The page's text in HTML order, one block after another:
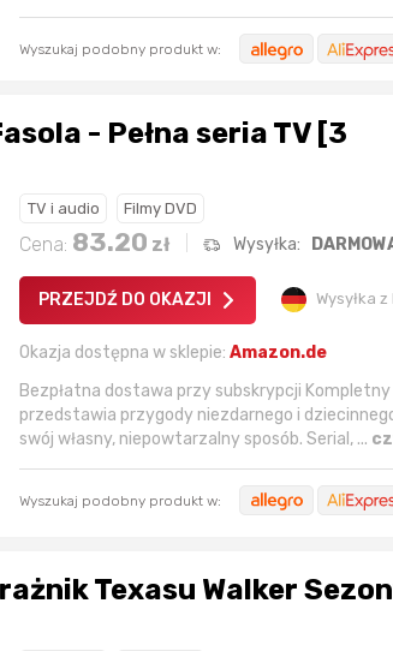
Wyszukaj podobny produkt w:
- Pełna seria TV [3
TV i audio Filmy DVD
Cena: 83.20 zł Wysyłka:
PRZEJDŹ DO OKAZJI Wysyłka
Okazja dostępna w sklepie:Amazon.de
Bezpłatna dostawa przy subskrypcji Kompletny
przedstawia przygody niezdarnego i
swój własny, niepowtarzalny sposób. Serial, ...
Wyszukaj podobny produkt w:
Texasu Walker
GÖTZE & JENSEN
DW900 1600W